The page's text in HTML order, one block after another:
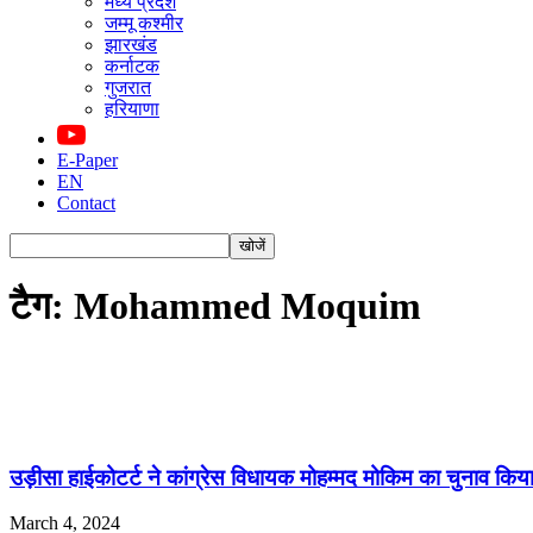
जम्मू कश्मीर
झारखंड
कर्नाटक
गुजरात
हरियाणा
E-Paper
EN
Contact
टैग: Mohammed Moquim
उड़ीसा हाईकोटर्ट ने कांग्रेस विधायक मोहम्मद मोकिम का चुनाव किया
March 4, 2024